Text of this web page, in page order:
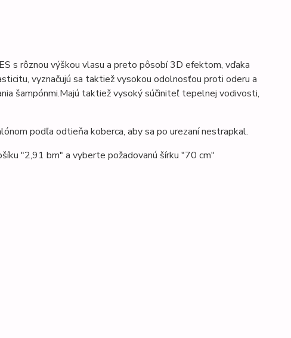
s rôznou výškou vlasu a preto pôsobí 3D efektom, vďaka
, vyznačujú sa taktiež vysokou odolnosťou proti oderu a
šampónmi.Majú taktiež vysoký súčiniteľ tepelnej vodivosti,
podľa odtieňa koberca, aby sa po urezaní nestrapkal.
"2,91 bm" a vyberte požadovanú šírku "70 cm"